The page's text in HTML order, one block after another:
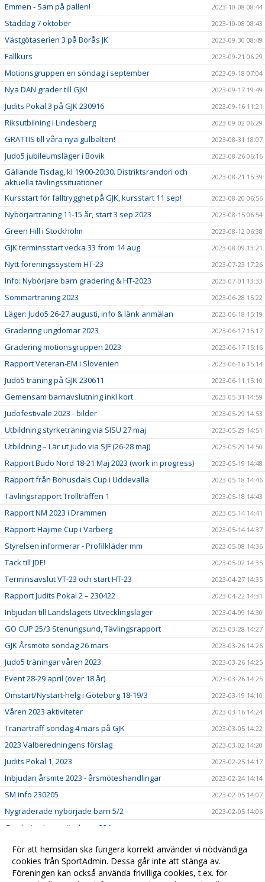
Emmen - Sam på pallen! 2023-10-08 08:44
Städdag 7 oktober 2023-10-08 08:43
Västgötaserien 3 på Borås JK 2023-09-30 08:49
Fallkurs 2023-09-21 06:29
Motionsgruppen en söndag i september 2023-09-18 07:04
Nya DAN grader till GJK! 2023-09-17 19:49
Judits Pokal 3 på GJK 230916 2023-09-16 11:21
Riksutbilning i Lindesberg 2023-09-02 06:29
GRATTIS till våra nya gulbälten! 2023-08-31 18:07
Judo5 jubileumsläger i Bovik 2023-08-26 06:16
Gällande Tisdag, kl 19:00-20:30. Distriktsrandori och
aktuella tävlingssituationer
2023-08-21 15:39
Kursstart för falltrygghet på GJK, kursstart 11 sep! 2023-08-20 06:56
Nybörjarträning 11-15 år, start 3 sep 2023 2023-08-15 06:54
Green Hill i Stockholm 2023-08-12 06:38
GJK terminsstart vecka 33 from 14 aug 2023-08-09 13:21
Nytt föreningssystem HT-23 2023-07-23 17:26
Info: Nybörjare barn gradering & HT-2023 2023-07-01 13:33
Sommarträning 2023 2023-06-28 15:22
Läger: Judo5 26-27 augusti, info & länk anmälan 2023-06-18 15:19
Gradering ungdomar 2023 2023-06-17 15:17
Gradering motionsgruppen 2023 2023-06-17 15:16
Rapport Veteran-EM i Slovenien 2023-06-16 15:14
Judo5 träning på GJK 230611 2023-06-11 15:10
Gemensam barnavslutning inkl kort 2023-05-31 14:59
Judofestivale 2023 - bilder 2023-05-29 14:53
Utbildning styrketräning via SISU 27 maj 2023-05-29 14:51
Utbildning – Lär ut judo via SJF (26-28 maj) 2023-05-29 14:50
Rapport Budo Nord 18-21 Maj 2023 (work in progress) 2023-05-19 14:48
Rapport från Bohusdals Cup i Uddevalla 2023-05-18 14:46
Tävlingsrapport Trollträffen 1 2023-05-18 14:43
Rapport NM 2023 i Drammen 2023-05-14 14:41
Rapport: Hajime Cup i Varberg 2023-05-14 14:37
Styrelsen informerar - Profilkläder mm 2023-05-08 14:36
Tack till JDE! 2023-05-02 14:35
Terminsavslut VT-23 och start HT-23 2023-04-27 14:35
Rapport Judits Pokal 2 – 230422 2023-04-22 14:31
Inbjudan till Landslagets Utvecklingsläger 2023-04-09 14:30
GO CUP 25/3 Stenungsund, Tävlingsrapport 2023-03-28 14:27
GJK Årsmöte söndag 26 mars 2023-03-26 14:26
Judo5 träningar våren 2023 2023-03-26 14:25
Event 28-29 april (över 18 år) 2023-03-26 14:25
Omstart/Nystart-helg i Göteborg 18-19/3 2023-03-19 14:10
Våren 2023 aktiviteter 2023-03-16 14:24
Tränarträff söndag 4 mars på GJK 2023-03-05 14:22
2023 Valberedningens förslag 2023-03-02 14:20
Judits Pokal 1, 2023 2023-02-25 14:17
Inbjudan årsmte 2023 - årsmöteshandlingar 2023-02-24 14:14
SM info 230205 2023-02-05 14:07
Nygraderade nybörjade barn 5/2 2023-02-05 14:06
Gradering barn söndagar 22/!
Lindesberg utvecklingsläger, jan-23 2023-01-22 13:58
Lilla Trollträffen1, jan-23 2023-01-21 14:01
In English 2023-01-01 14:05
För att hemsidan ska fungera korrekt använder vi nödvändiga
cookies från SportAdmin. Dessa går inte att stänga av.
Föreningen kan också använda frivilliga cookies, t.ex. för